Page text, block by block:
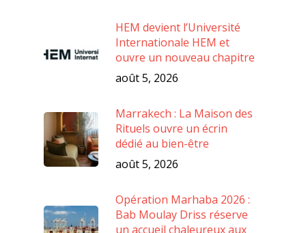
HEM devient l’Université
Internationale HEM et
ouvre un nouveau chapitre
août 5, 2026
Marrakech : La Maison des
Rituels ouvre un écrin
dédié au bien-être
août 5, 2026
Opération Marhaba 2026 :
Bab Moulay Driss réserve
un accueil chaleureux aux